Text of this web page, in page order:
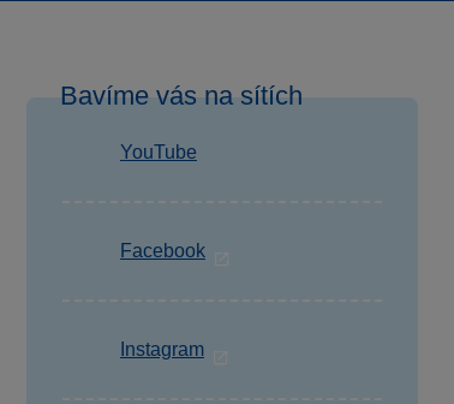
Bavíme vás na sítích
YouTube
Facebook
Instagram